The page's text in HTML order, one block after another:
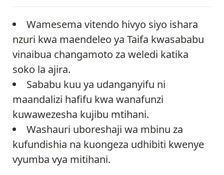
Wamesema vitendo hivyo siyo ishara
nzuri kwa maendeleo ya Taifa kwasababu
vinaibua changamoto za weledi katika
soko la ajira.
Sababu kuu ya udanganyifu ni
maandalizi hafifu kwa wanafunzi
kuwawezesha kujibu mtihani.
Washauri uboreshaji wa mbinu za
kufundishia na kuongeza udhibiti kwenye
vyumba vya mitihani.